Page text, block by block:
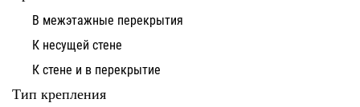
В межэтажные перекрытия
К несущей стене
К стене и в перекрытие
Тип крепления